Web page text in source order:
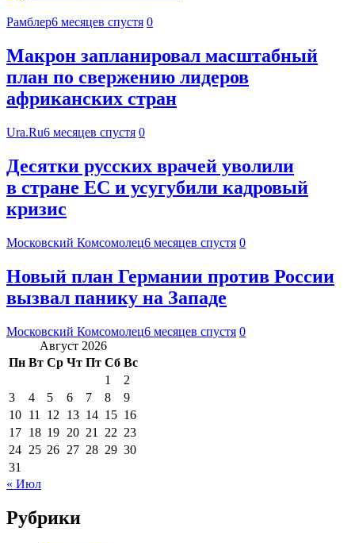
Рамблер6 месяцев спустя 0
Макрон запланировал масштабный
план по свержению лидеров
африканских стран
Ura.Ru6 месяцев спустя 0
Десятки русских врачей уволили
в стране ЕС и усугубили кадровый
кризис
Московский Комсомолец6 месяцев спустя 0
Новый план Германии против России
вызвал панику на Западе
Московский Комсомолец6 месяцев спустя 0
Август 2026
Пн Вт Ср Чт Пт Сб Вс
1
2
3
4 5 6 7 8
9
10 11 12 13 14 15 16
17 18 19 20 21 22 23
24 25 26 27 28 29 30
31
« Июл
Рубрики